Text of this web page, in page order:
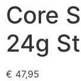
Core
24g
€ 47,95